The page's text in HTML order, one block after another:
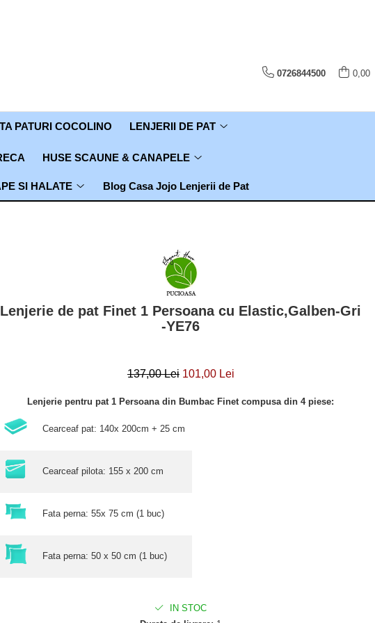
0726844500 0,00
PATURI COCOLINO LENJERII DE PAT
HUSE SCAUNE & CANAPELE
SI HALATE Blog Casa Jojo Lenjerii de Pat
Lenjerie de pat Finet 1 Persoana cu Elastic,Galben-Gri
-YE76
137,00 Lei 101,00 Lei
Lenjerie pentru pat 1 Persoana din Bumbac Finet compusa din 4 piese:
Cearceaf pat: 140x 200cm + 25 cm
Cearceaf pilota: 155 x 200 cm
Fata perna: 55x 75 cm (1 buc)
Fata perna: 50 x 50 cm (1 buc)
IN STOC